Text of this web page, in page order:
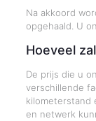
Na akkoord
opgehaald. U
Hoeveel
De prijs die u
verschillende
kilometerstand
en netwerk